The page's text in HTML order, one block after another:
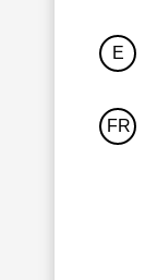
E
FR